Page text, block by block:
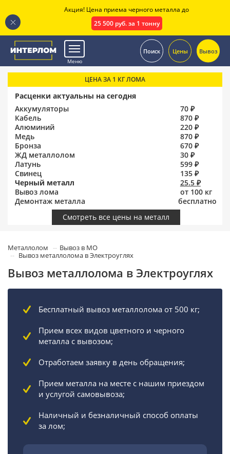
Меню
Поиск Цены Вывоз
ЦЕНА ЗА 1 КГ ЛОМА
Расценки актуальны на сегодня
Аккумуляторы
70 ₽
Кабель
870 ₽
Алюминий
220 ₽
Медь
870 ₽
Бронза
670 ₽
ЖД металлолом
30 ₽
Латунь
599 ₽
Свинец
135 ₽
Черный металл
25.5 ₽
Вывоз лома
от 100 кг
Демонтаж металла
бесплатно
Смотреть все цены на металл
Металлолом
Вывоз в МО
Вывоз металлолома в Электроуглях
Вывоз металлолома в Электроуглях
Бесплатный вывоз металлолома от 500 кг;
Прием всех видов цветного и черного
металла с вывозом;
Отработаем заявку в день обращения;
Прием металла на месте с нашим приездом
и услугой самовывоза;
Наличный и безналичный способ оплаты
за лом;
Акция! Цена приема черного металла до
25 500 руб. за 1 тонну
.